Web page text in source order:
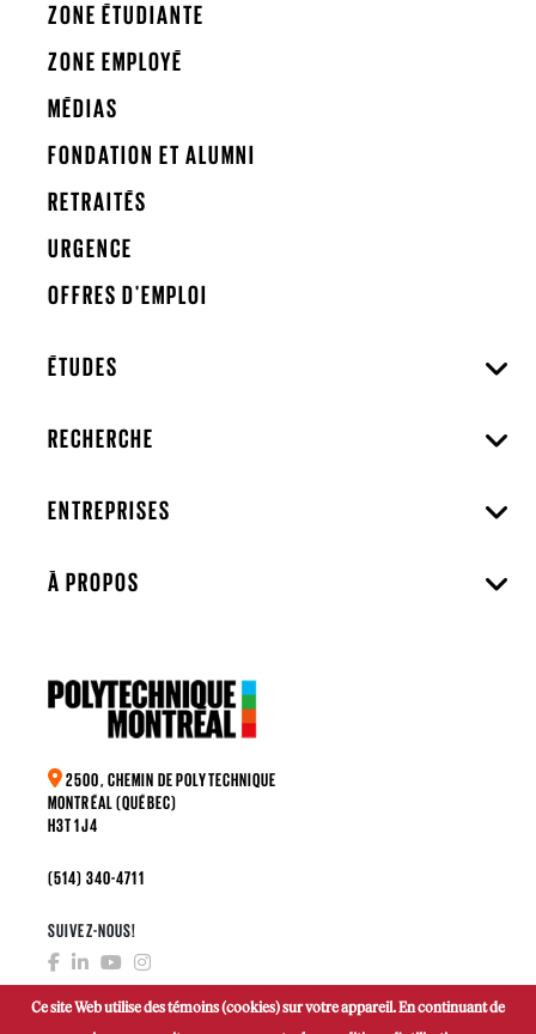
ZONE ÉTUDIANTE
ZONE EMPLOYÉ
MÉDIAS
FONDATION ET ALUMNI
RETRAITÉS
URGENCE
OFFRES D'EMPLOI
ÉTUDES
RECHERCHE
ENTREPRISES
À PROPOS
2500, CHEMIN DE POLYTECHNIQUE
MONTRÉAL (QUÉBEC)
H3T 1J4
(514) 340-4711
SUIVEZ-NOUS!
Ce site Web utilise des témoins (cookies) sur votre appareil. En continuant de